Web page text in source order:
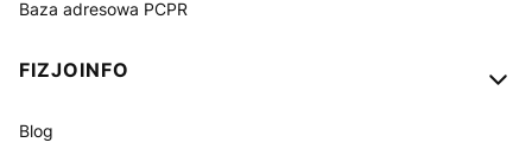
Baza adresowa PCPR
FIZJOINFO
Blog